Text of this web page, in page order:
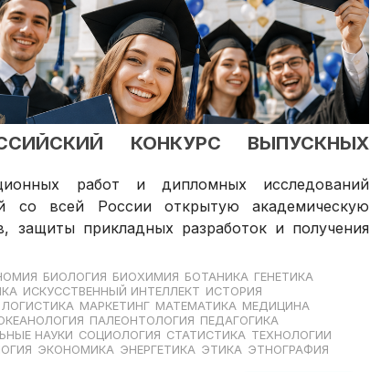
КОНКУРС ВЫПУСКНЫХ
работ и дипломных исследований
со всей России открытую академическую
защиты прикладных разработок и получения
БИОЛОГИЯ БИОХИМИЯ БОТАНИКА ГЕНЕТИКА
ИСКУССТВЕННЫЙ ИНТЕЛЛЕКТ ИСТОРИЯ
ЛОГИСТИКА МАРКЕТИНГ МАТЕМАТИКА МЕДИЦИНА
ПАЛЕОНТОЛОГИЯ ПЕДАГОГИКА
НАУКИ СОЦИОЛОГИЯ СТАТИСТИКА ТЕХНОЛОГИИ
ЭКОНОМИКА ЭНЕРГЕТИКА ЭТИКА ЭТНОГРАФИЯ